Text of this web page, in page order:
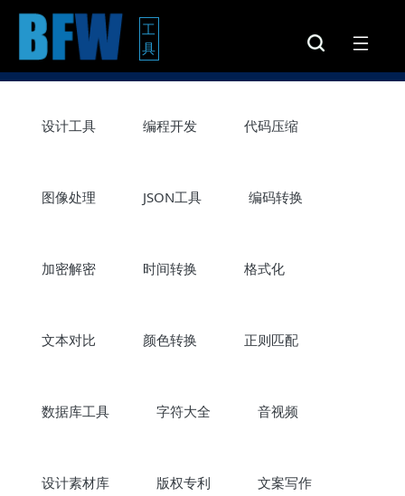
工
具
设计工具 编程开发 代码压缩
图像处理 JSON工具 编码转换
加密解密 时间转换 格式化
文本对比 颜色转换 正则匹配
数据库工具 字符大全 音视频
设计素材库 版权专利 文案写作